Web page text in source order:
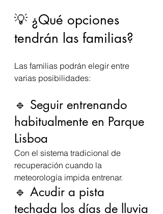
💡 ¿Qué opciones
tendrán las familias?
Las familias podrán elegir entre
varias posibilidades:
🔹 Seguir entrenando
habitualmente en Parque
Lisboa
Con el sistema tradicional de
recuperación cuando la
meteorología impida entrenar.
🔹 Acudir a pista
techada los días de lluvia